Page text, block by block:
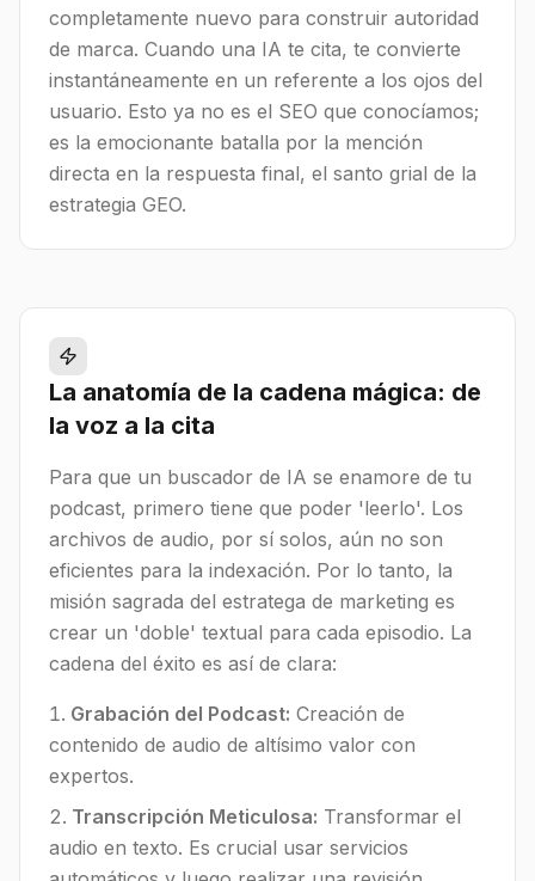
completamente nuevo para construir autoridad
de marca. Cuando una IA te cita, te convierte
instantáneamente en un referente a los ojos del
usuario. Esto ya no es el SEO que conocíamos;
es la emocionante batalla por la mención
directa en la respuesta final, el santo grial de la
estrategia GEO.
La anatomía de la cadena mágica: de
la voz a la cita
Para que un buscador de IA se enamore de tu
podcast, primero tiene que poder 'leerlo'. Los
archivos de audio, por sí solos, aún no son
eficientes para la indexación. Por lo tanto, la
misión sagrada del estratega de marketing es
crear un 'doble' textual para cada episodio. La
cadena del éxito es así de clara:
Grabación del Podcast: Creación de
contenido de audio de altísimo valor con
expertos.
Transcripción Meticulosa: Transformar el
audio en texto. Es crucial usar servicios